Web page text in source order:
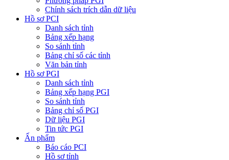
Chính sách trích dẫn dữ liệu
Hồ sơ PCI
Danh sách tỉnh
Bảng xếp hạng
So sánh tỉnh
Bảng chỉ số các tỉnh
Văn bản tỉnh
Hồ sơ PGI
Danh sách tỉnh
Bảng xếp hạng PGI
So sánh tỉnh
Bảng chỉ số PGI
Dữ liệu PGI
Tin tức PGI
Ấn phẩm
Báo cáo PCI
Hồ sơ tỉnh